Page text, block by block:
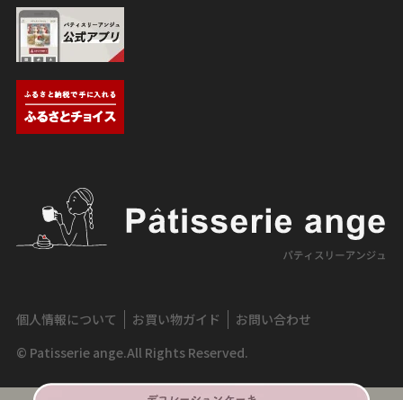
個人情報について お買い物ガイド
お問い合わせ
© Patisserie ange.All Rights Reserved.